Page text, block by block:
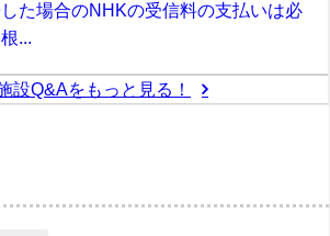
た場合のNHKの受信料の支払いは必
...
設Q&Aをもっと見る！